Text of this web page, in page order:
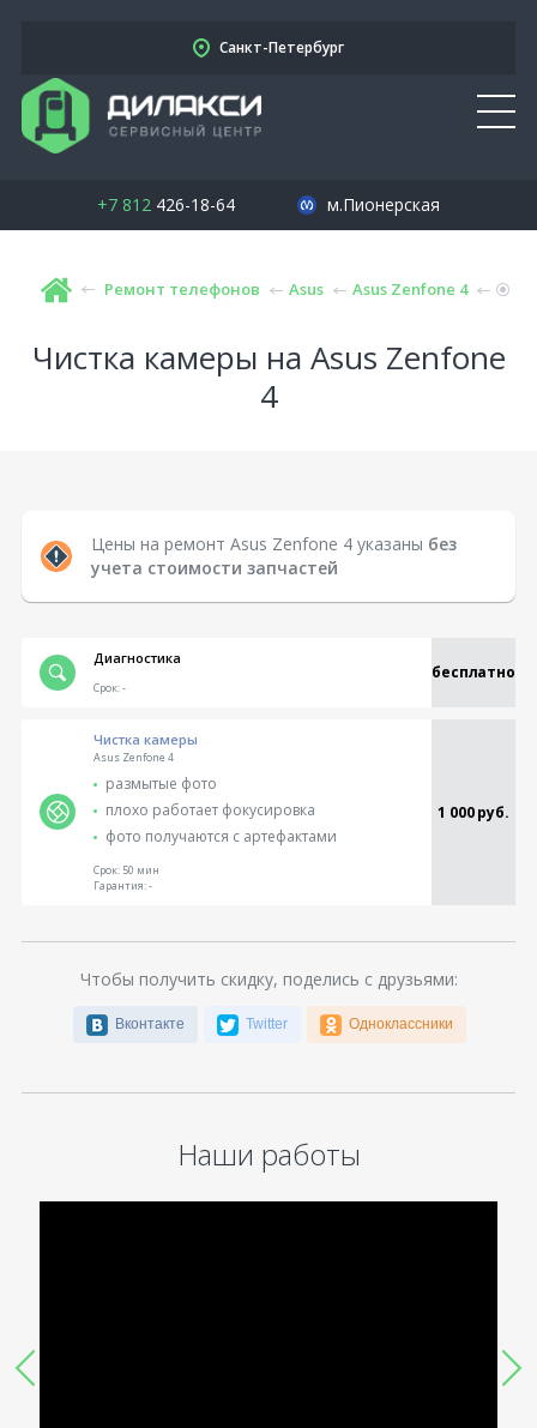
Санкт-Петербург
+7 812426-18-64 м.Пионерская
Ремонт телефонов Asus Asus Zenfone 4
Чистка камеры на Asus Zenfone
4
Цены на ремонт Asus Zenfone 4 указаны без
учета стоимости запчастей
Диагностика
бесплатно
Срок:-
Чистка камеры
Asus Zenfone 4
размытые фото
плохо работает фокусировка
фото получаются с артефактами
1 000 руб.
Срок:50 мин
Гарантия:-
Чтобы получить скидку, поделись с друзьями:
Вконтакте Twitter Одноклассники
Наши работы